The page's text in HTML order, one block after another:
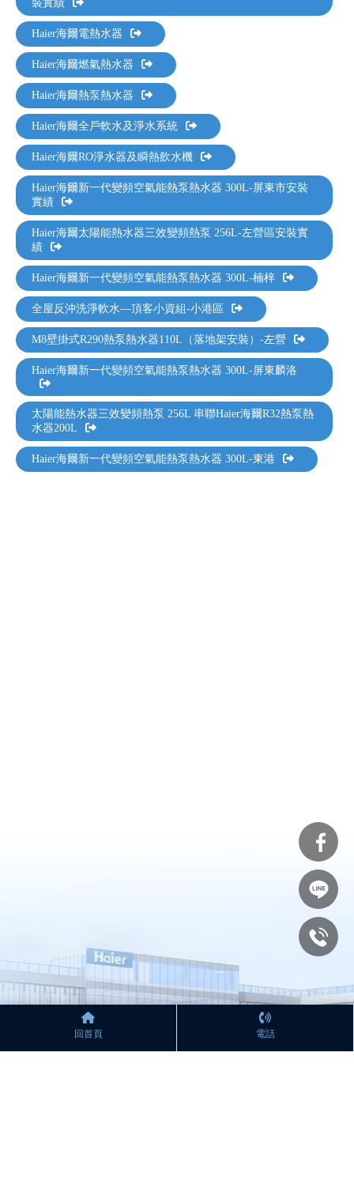
裝實績
Haier海爾電熱水器
Haier海爾燃氣熱水器
Haier海爾熱泵熱水器
Haier海爾全戶軟水及淨水系統
Haier海爾RO淨水器及瞬熱飲水機
Haier海爾新一代變頻空氣能熱泵熱水器 300L-屏東市安裝
實績
Haier海爾太陽能熱水器三效變頻熱泵 256L-左營區安裝實
績
Haier海爾新一代變頻空氣能熱泵熱水器 300L-楠梓
全屋反沖洗淨軟水—頂客小資組-小港區
M8壁掛式R290熱泵熱水器110L（落地架安裝）-左營
Haier海爾新一代變頻空氣能熱泵熱水器 300L-屏東麟洛
太陽能熱水器三效變頻熱泵 256L 串聯Haier海爾R32熱泵熱
水器200L
Haier海爾新一代變頻空氣能熱泵熱水器 300L-東港
回首頁 電話